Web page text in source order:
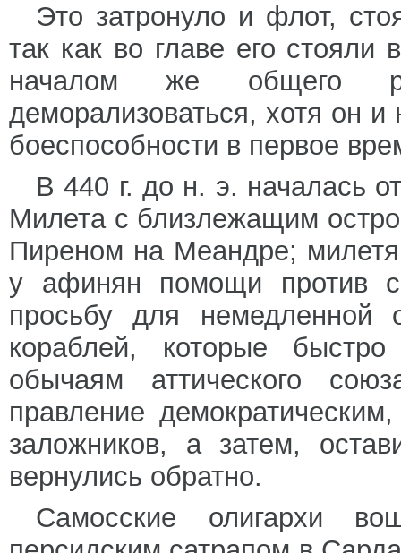
Это затронуло и флот,
так как во главе его
началом же общего
деморализоваться, хотя он
боеспособности в первое
В 440 г. до н. э. началась
Милета с близлежащим
Пиреном на Меандре;
у афинян помощи против
просьбу для
кораблей, которые
обычаям аттического
правление
заложников, а затем,
вернулись обратно.
Самосские олигархи